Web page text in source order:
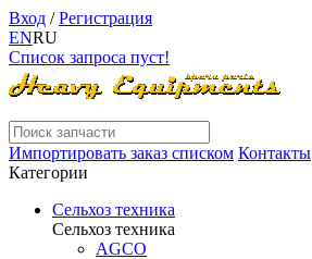
Вход /Регистрация
ENRU
Список запроса пуст!
Импортировать заказ списком Контакты
Категории
Сельхоз техника
Сельхоз техника
AGCO